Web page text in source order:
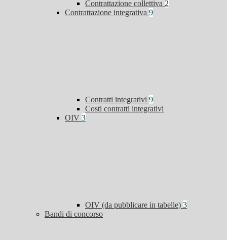
Contrattazione collettiva 2
Contrattazione integrativa 9
Contratti integrativi 9
Costi contratti integrativi
OIV 3
OIV (da pubblicare in tabelle) 3
Bandi di concorso